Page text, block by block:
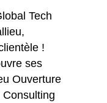
Tech
!
ses
Ouverture